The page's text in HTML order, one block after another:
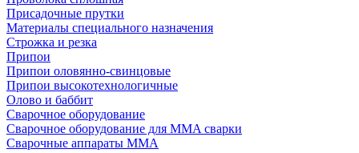
Присадочные прутки
Материалы специального назначения
Строжка и резка
Припои
Припои оловянно-свинцовые
Припои высокотехнологичные
Олово и баббит
Сварочное оборудование
Сварочное оборудование для MMA сварки
Сварочные аппараты MMA